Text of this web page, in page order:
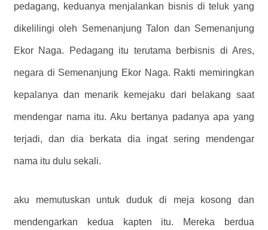
pedagang, keduanya menjalankan bisnis di teluk yang
dikelilingi oleh Semenanjung Talon dan Semenanjung
Ekor Naga. Pedagang itu terutama berbisnis di Ares,
negara di Semenanjung Ekor Naga. Rakti memiringkan
kepalanya dan menarik kemejaku dari belakang saat
mendengar nama itu. Aku bertanya padanya apa yang
terjadi, dan dia berkata dia ingat sering mendengar
nama itu dulu sekali.
aku memutuskan untuk duduk di meja kosong dan
mendengarkan kedua kapten itu. Mereka berdua